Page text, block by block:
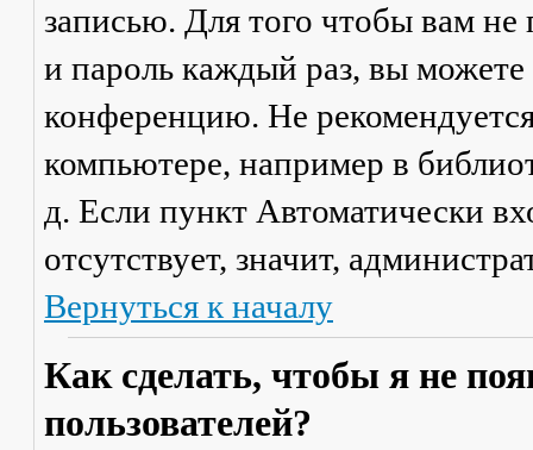
записью. Для того чтобы вам не
и пароль каждый раз, вы
конференцию. Не
компьютере, например в
д. Если пункт Автоматически
отсутствует, значит,
Вернуться к началу
Как сделать, чтобы я не
пользователей?